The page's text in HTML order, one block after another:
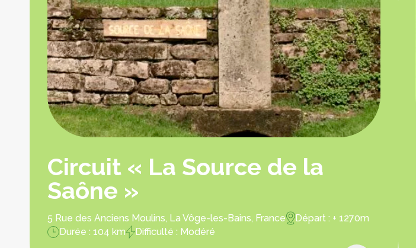
Circuit « La Source de la
Saône »
5 Rue des Anciens Moulins, La Vôge-les-Bains, France
Départ : + 1270m
Durée : 104 km
Difficulté : Modéré